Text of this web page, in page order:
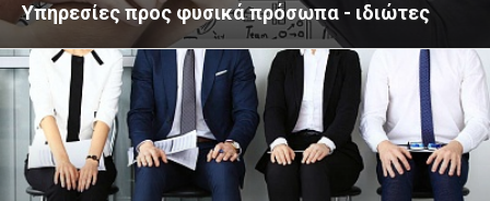
Υπηρεσίες προς φυσικά πρόσωπα - ιδιώτες